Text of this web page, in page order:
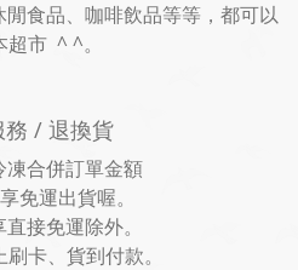
食品、咖啡飲品等等，都可以
超市 ^ ^。
務 / 退換貨
凍合併訂單金額
免運出貨喔。
接免運除外。
卡、貨到付款。